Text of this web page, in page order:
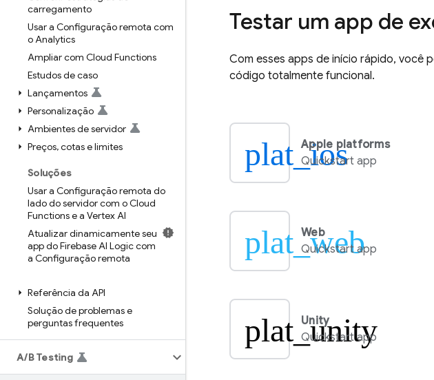
carregamento
Usar a Configuração remota com
o Analytics
Ampliar com Cloud Functions
Estudos de caso
Lançamentos
Personalização
Ambientes de servidor
Preços,cotas e limites
Soluções
Usar a Configuração remota do
lado do servidor com o Cloud
Functions e a Vertex AI
Atualizar dinamicamente seu
app do Firebase AI Logic com
a Configuração remota
Referência da API
Solução de problemas e
perguntas frequentes
A/B Testing
Testar um app de
Com esses apps de início rápido, você
código totalmente funcional.
plat_ios
Apple platforms
Quickstart app
plat_web
Web
Quickstart app
plat_unity
Unity
Quickstart app